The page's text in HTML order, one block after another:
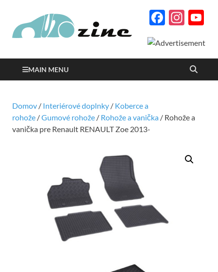
Autozine
motorizme s množstvom
reportáží
MAIN MENU
Domov / Interiérové doplnky / Koberce a
rohože /Gumové rohože / Rohože a vanička / Rohože a
vanička pre Renault RENAULT Zoe 2013-